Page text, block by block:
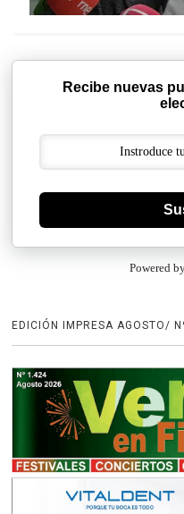
Recibe nuevas
Powered
EDICIÓN IMPRESA AGOSTO/